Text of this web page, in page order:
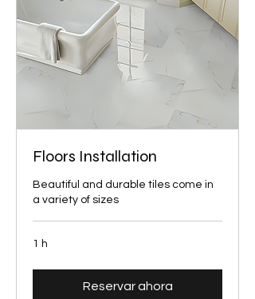
Floors Installation
Beautiful and durable tiles come in
a variety of sizes
1 h
Reservar ahora